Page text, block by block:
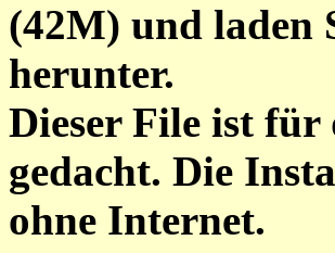
(42M) und laden
herunter.
Dieser File ist
gedacht. Die
ohne Internet.